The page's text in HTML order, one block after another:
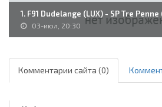
1. F91 Dudelange (LUX) - SP Tre Penne
03-июл, 20:30
Комментарии сайта (0)